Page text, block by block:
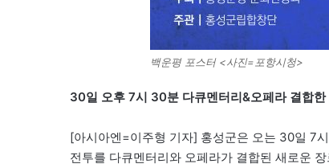
백운평 포스터 <사진=포항시청>
30일 오후 7시 30분 다큐멘터리&오페라 결합한
[아시아엔=이주형 기자] 홍성군은 오는 30일 7
전투를 다큐멘터리와 오페라가 결합된 새로운